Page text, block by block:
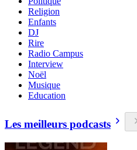
Religion
Enfants
DJ
Rire
Radio Campus
Interview
Noël
Musique
Education
Les meilleurs podcasts